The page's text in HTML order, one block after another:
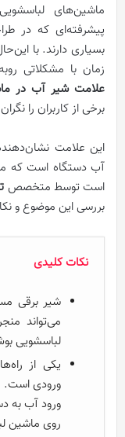
ماشین‌های
پیشرفته‌ای که در
بسیاری دارند. با
زمان با مشکلاتی
علامت شیر آب در
برخی از کاربران را
این علامت
آب دستگاه است که
است توسط متخصص
بررسی این موضوع و
نکات کلیدی
شیر برقی
می‌تواند
لباسشویی
یکی از
ورودی است.
ورود آب به
روی ماشین